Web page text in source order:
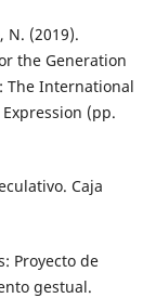
N. (2019).
the Generation
The International
(pp.
Caja
Proyecto de
gestual.